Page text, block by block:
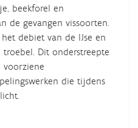
beekforel en
de gevangen vissoorten.
debiet van de IJse en
Dit onderstreepte
voorziene
die tijdens